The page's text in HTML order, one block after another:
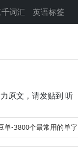
词汇 英语标签
原文，请发贴到 听
单-3800个最常用的单字